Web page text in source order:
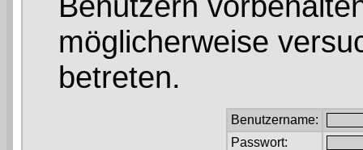
möglicherweise
betreten.
Benutzername:
Passwort: